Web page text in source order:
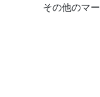
その他のマ